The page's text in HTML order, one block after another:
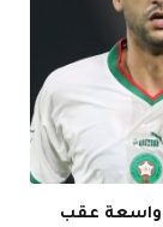
واسعة عقب